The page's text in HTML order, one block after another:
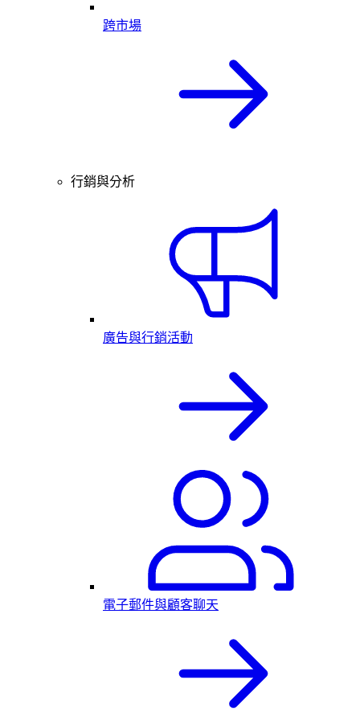
跨市場
行銷與分析
廣告與行銷活動
電子郵件與顧客聊天